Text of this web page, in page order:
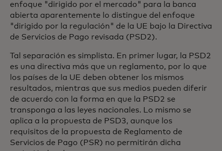
enfoque "dirigido por el mercado" para la banca
abierta aparentemente lo distingue del enfoque
"dirigido por la regulación" de la UE bajo la Directiva
de Servicios de Pago revisada (PSD2).
Tal separación es simplista. En primer lugar, la PSD2
es una directiva más que un reglamento, por lo que
los países de la UE deben obtener los mismos
resultados, mientras que sus medios pueden diferir
de acuerdo con la forma en que la PSD2 se
transponga a las leyes nacionales. Lo mismo se
aplica a la propuesta de PSD3, aunque los
requisitos de la propuesta de Reglamento de
Servicios de Pago (PSR) no permitirán dicha